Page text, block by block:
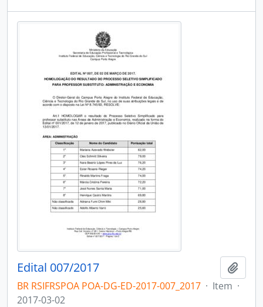
Edital 007/2017
BR RSIFRSPOA POA-DG-ED-2017-007_2017 · Item ·
2017-03-02